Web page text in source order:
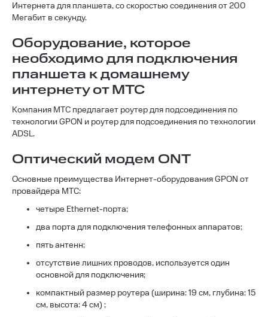
Интернета для планшета, со скоростью соединения от 200
Мегабит в секунду.
Оборудование, которое
необходимо для подключения
планшета к домашнему
интернету от МТС
Компания МТС предлагает роутер для подсоединения по
технологии GPON и роутер для подсоединения по технологии
ADSL.
Оптический модем ONT
Основные преимущества Интернет-оборудования GPON от
провайдера МТС:
четыре Ethernet-порта;
два порта для подключения телефонных аппаратов;
пять антенн;
отсутствие лишних проводов, используется один
основной для подключения;
компактный размер роутера (ширина: 19 см, глубина: 15
см, высота: 4 см) ;